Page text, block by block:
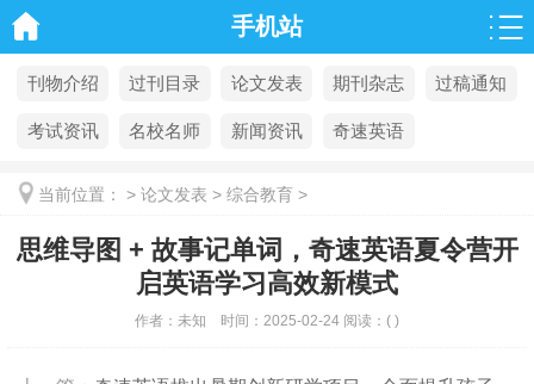
手机站
刊物介绍 过刊目录 论文发表 期刊杂志 过稿通知
考试资讯 名校名师 新闻资讯 奇速英语
当前位置： > 论文发表 > 综合教育 >
思维导图 + 故事记单词，奇速英语夏令营开
启英语学习高效新模式
作者： 未知 时间： 2025-02-24 阅读： ( )